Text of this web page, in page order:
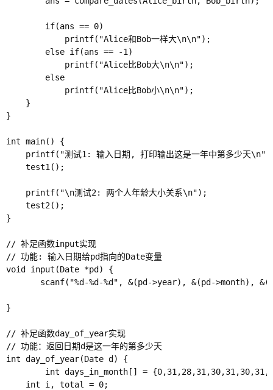
        if(ans == 0)
            printf("Alice和Bob一样大\n\n");
        else if(ans == -1)
            printf("Alice比Bob大\n\n");
        else
            printf("Alice比Bob小\n\n");
    }
}
int main() {
printf("测试1: 输入日期, 打印输出这是一年中第多少天
    test1();
    printf("\n测试2: 两个人年龄大小关系\n");
    test2();
}
// 补足函数input实现
// 功能: 输入日期给pd指向的Date变量
void input(Date *pd) {
scanf("%d-%d-%d", &(pd->year), &(pd->month),
}
// 补足函数day_of_year实现
// 功能：返回日期d是这一年的第多少天
int day_of_year(Date d) {
int days_in_month[] =
    int i, total = 0;